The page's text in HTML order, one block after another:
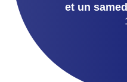
et un